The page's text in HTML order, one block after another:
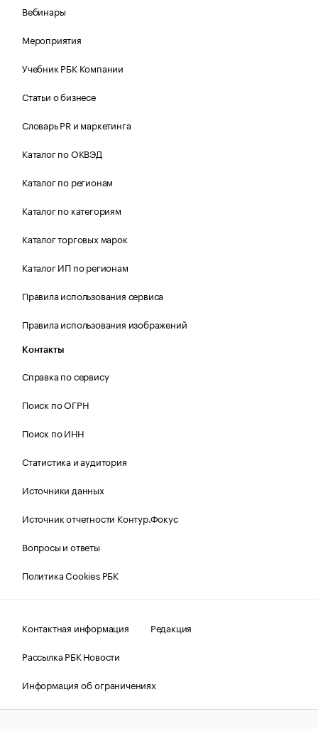
Вебинары
Мероприятия
Учебник РБК Компании
Статьи о бизнесе
Словарь PR и маркетинга
Каталог по ОКВЭД
Каталог по регионам
Каталог по категориям
Каталог торговых марок
Каталог ИП по регионам
Правила использования сервиса
Правила использования изображений
Контакты
Справка по сервису
Поиск по ОГРН
Поиск по ИНН
Статистика и аудитория
Источники данных
Источник отчетности Контур.Фокус
Вопросы и ответы
Политика Cookies РБК
Контактная информация
Редакция
Рассылка РБК Новости
Информация об ограничениях
Правовая информация
О соблюдении авторских прав